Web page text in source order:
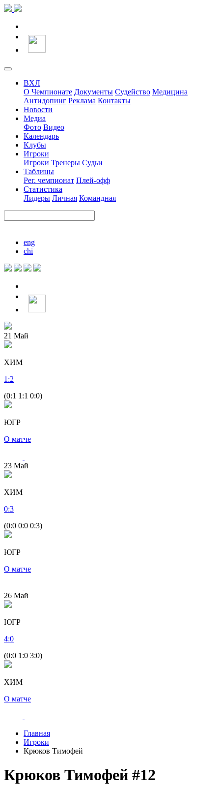
ВХЛ
О Чемпионате Документы Судейство Медицина
Антидопинг Реклама Контакты
Новости
Медиа
Фото Видео
Календарь
Клубы
Игроки
Игроки Тренеры Судьи
Таблицы
Рег. чемпионат Плей-офф
Статистика
Лидеры Личная Командная
eng
chi
21 Май
ХИМ
1 :2
(0:1 1:1 0:0)
ЮГР
О матче
23 Май
ХИМ
0:3
(0:0 0:0 0:3)
ЮГР
О матче
26 Май
ЮГР
4:0
(0:0 1:0 3:0)
ХИМ
О матче
Главная
Игроки
Крюков Тимофей
Крюков Тимофей #12